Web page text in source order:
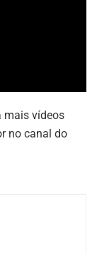
mais vídeos
no canal do